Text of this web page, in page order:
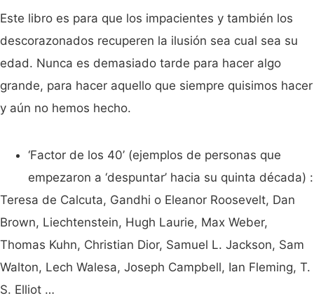
Este libro es para que los impacientes y también los
descorazonados recuperen la ilusión sea cual sea su
edad. Nunca es demasiado tarde para hacer algo
grande, para hacer aquello que siempre quisimos hacer
y aún no hemos hecho.
‘Factor de los 40’ (ejemplos de personas que
empezaron a ‘despuntar’ hacia su quinta década) :
Teresa de Calcuta, Gandhi o Eleanor Roosevelt, Dan
Brown, Liechtenstein, Hugh Laurie, Max Weber,
Thomas Kuhn, Christian Dior, Samuel L. Jackson, Sam
Walton, Lech Walesa, Joseph Campbell, Ian Fleming, T.
S. Elliot …